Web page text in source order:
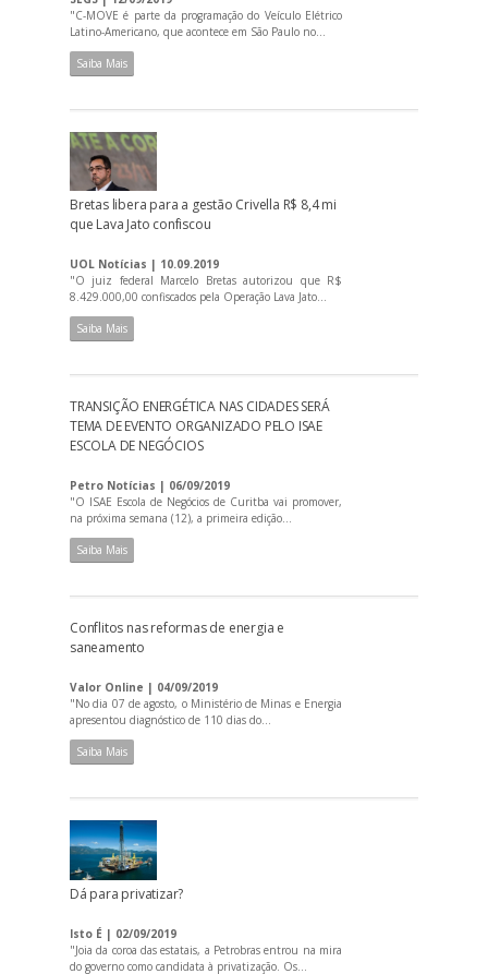
"C-MOVE é parte da programação do Veículo Elétrico
Latino-Americano, que acontece em São Paulo no...
Saiba Mais
Bretas libera para a gestão Crivella R$ 8,4 mi
que Lava Jato confiscou
UOL Notícias | 10.09.2019
"O juiz federal Marcelo Bretas autorizou que R$
8.429.000,00 confiscados pela Operação Lava Jato...
Saiba Mais
TRANSIÇÃO ENERGÉTICA NAS CIDADES SERÁ
TEMA DE EVENTO ORGANIZADO PELO ISAE
ESCOLA DE NEGÓCIOS
Petro Notícias | 06/09/2019
"O ISAE Escola de Negócios de Curitba vai promover,
na próxima semana (12), a primeira edição...
Saiba Mais
Conflitos nas reformas de energia e
saneamento
Valor Online | 04/09/2019
"No dia 07 de agosto, o Ministério de Minas e Energia
apresentou diagnóstico de 110 dias do...
Saiba Mais
Dá para privatizar?
Isto É | 02/09/2019
"Joia da coroa das estatais, a Petrobras entrou na mira
do governo como candidata à privatização. Os...